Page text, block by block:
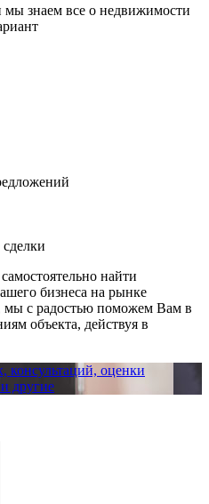
знаем все о недвижимости
найти
бизнеса на рынке
мы с радостью поможем Вам в
объекта, действуя в
консультаций, оценки
другие